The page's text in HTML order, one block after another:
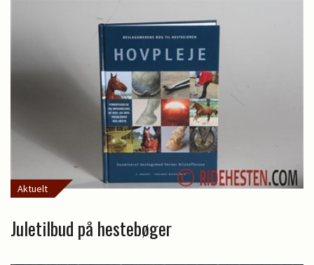
Aktuelt
Juletilbud på hestebøger